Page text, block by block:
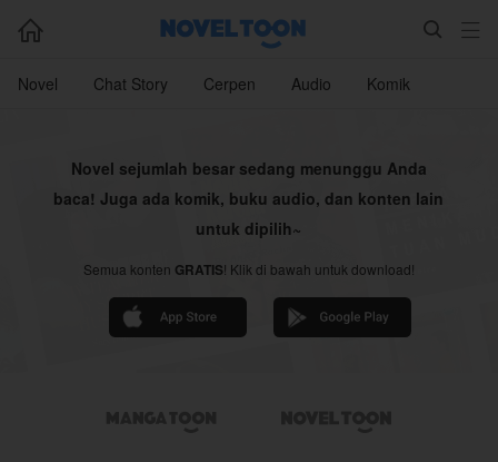
  
Novel Chat Story Cerpen Audio Komik
Novel sejumlah besar sedang menunggu Anda
baca! Juga ada komik, buku audio, dan konten lain
untuk dipilih~
Semua konten GRATIS! Klik di bawah untuk download!